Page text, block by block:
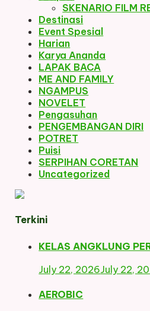
SKENARIO FILM
Destinasi
Event Spesial
Harian
Karya Ananda
LAPAK BACA
ME AND FAMILY
NGAMPUS
NOVELET
Pengasuhan
PENGEMBANGAN DIRI
POTRET
Puisi
SERPIHAN CORETAN
Uncategorized
Terkini
KELAS ANGKLUNG
July 22, 2026July 22,
AEROBIC